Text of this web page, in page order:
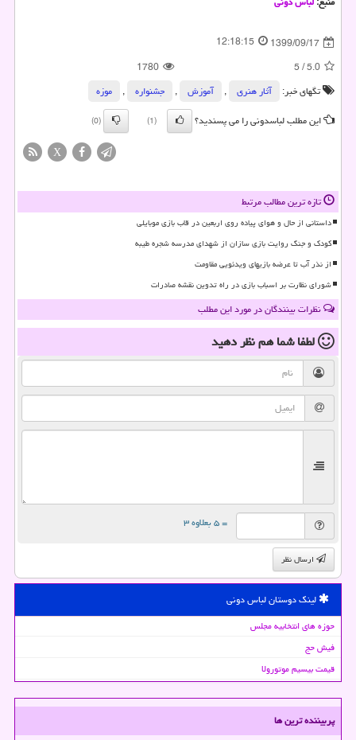
1399/09/17
12:18:15
5.0
/
5
1780
تگهای خبر:
آثار هنری , آموزش , جشنواره ,
موزه
این مطلب لباسدونی را می پسندید؟
(1)
(0)
X
تازه ترین مطالب مرتبط
داستانی از حال و هوای پیاده روی اربعین در قاب بازی موبایلی
کودک و جنگ روایت بازی سازان از شهدای مدرسه شجره طیبه
از نذر آب تا عرضه بازیهای ویدئویی مقاومت
شورای نظارت بر اسباب بازی در راه تدوین نقشه صادرات
نظرات بینندگان در مورد این مطلب
لطفا شما همنظر دهید
= ۵ بعلاوه ۳
ارسال نظر
لینک دوستان لباس دونی
حوزه های انتخابیه مجلس
فیش حج
قیمت بیسیم موتورولا
پربیننده ترین ها